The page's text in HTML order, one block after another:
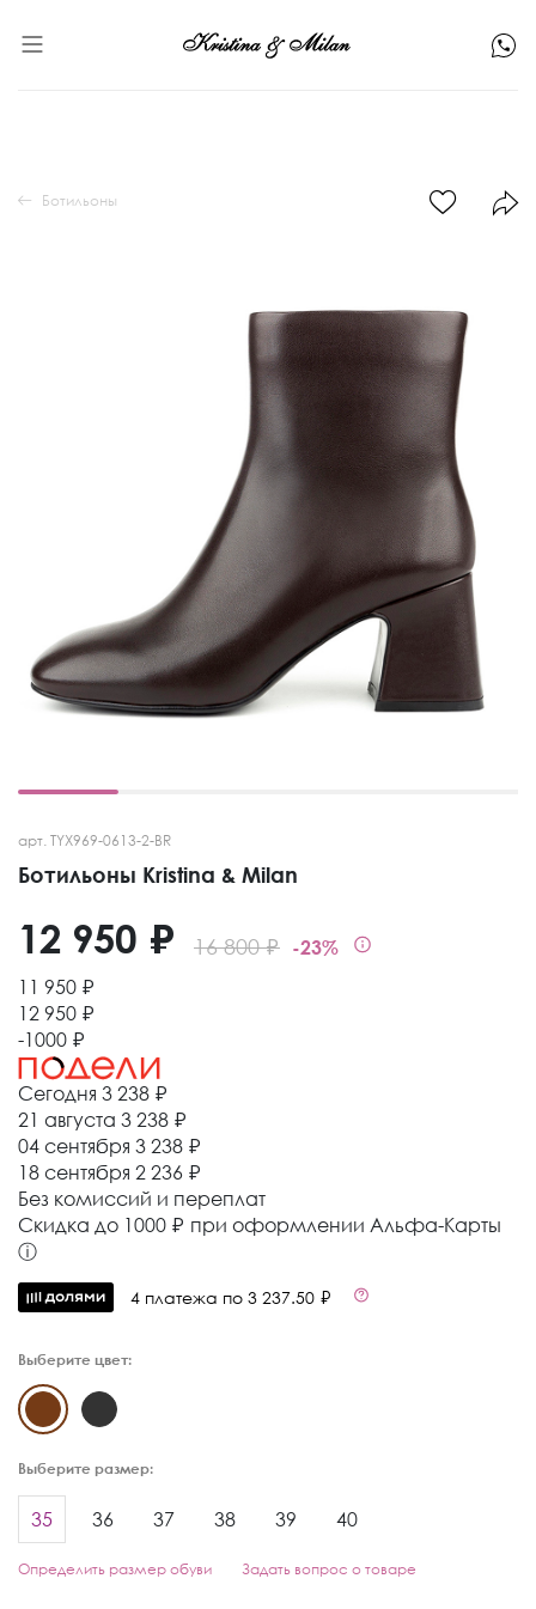
арт. TYX969-0613-2-BR
Ботильоны Kristina & Milan
16 800 ₽ -23%
12 950 ₽
11 950 ₽
12 950 ₽
-1000 ₽
Сегодня 3 238 ₽
21 августа 3 238 ₽
04 сентября 3 238 ₽
18 сентября 2 236 ₽
Без комиссий и переплат
Cкидка до 1000 ₽ при оформлении Альфа-Карты
ⓘ
4 платежа по 3 237.50 ₽
Выберите цвет:
Выберите размер:
35 36 37 38 39 40
Определить размер обуви Задать вопрос о товаре
Ботильоны